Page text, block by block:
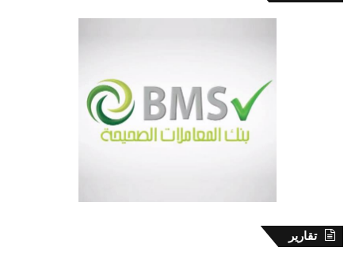
تقارير